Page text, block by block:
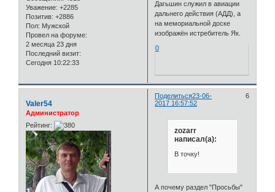
Уважение: +2285
Позитив: +2886
Пол: Мужской
Провел на форуме:
2 месяца 23 дня
Последний визит:
Сегодня 10:22:33
Дагьшин служил в авиации
дальнего действия (АДД), а
на мемориальной доске
изображён истребитель Як.
0
Поделиться 6
23-06-
2017 16:57:52
Valer54
Администратор
Рейтинг:
zozarr
написал(а):
В точку!
А почему раздел "Просьбы"